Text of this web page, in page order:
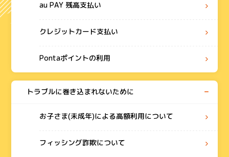
au PAY 残高支払い
クレジットカード支払い
Pontaポイントの利用
トラブルに巻き込まれないために
お子さま(未成年)による高額利用について
フィッシング詐欺について